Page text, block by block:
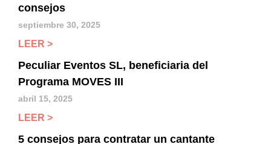
consejos
septiembre 30, 2025
LEER >
Peculiar Eventos SL, beneficiaria del
Programa MOVES III
abril 15, 2025
LEER >
5 consejos para contratar un cantante